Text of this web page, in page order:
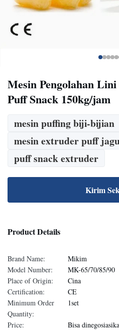
Mesin Pengolahan
Puff Snack 150kg/jam
mesin puffing biji-bijian
mesin extruder puff
puff snack extruder
Kirim
Product Details
Brand Name:
Mikim
Model Number:
MK-65/70/85/90
Place of Origin:
Cina
Certification:
CE
Minimum Order
Quantity:
1set
Price:
Bisa